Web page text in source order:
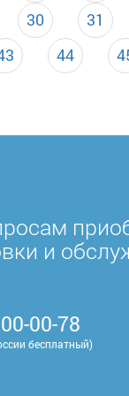
30 31
44
и
00-78
бесплатный)